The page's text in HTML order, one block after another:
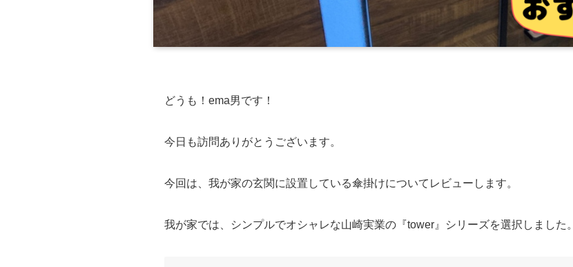
どうも！ema男です！
今日も訪問ありがとうございます。
今回は、我が家の玄関に設置している傘掛けについてレビューします。
我が家では、シンプルでオシャレな山崎実業の『tower』シリーズを選択しました。